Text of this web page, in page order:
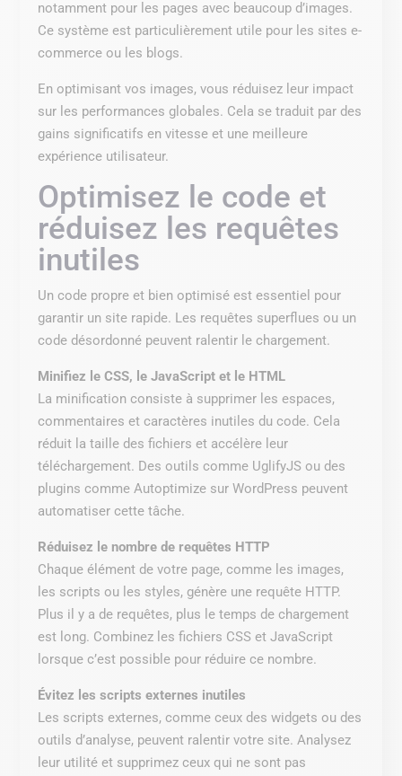
notamment pour les pages avec beaucoup d’images.
Ce système est particulièrement utile pour les sites e-
commerce ou les blogs.
En optimisant vos images, vous réduisez leur impact
sur les performances globales. Cela se traduit par des
gains significatifs en vitesse et une meilleure
expérience utilisateur.
Optimisez le code et
réduisez les requêtes
inutiles
Un code propre et bien optimisé est essentiel pour
garantir un site rapide. Les requêtes superflues ou un
code désordonné peuvent ralentir le chargement.
Minifiez le CSS, le JavaScript et le HTML
La minification consiste à supprimer les espaces,
commentaires et caractères inutiles du code. Cela
réduit la taille des fichiers et accélère leur
téléchargement. Des outils comme UglifyJS ou des
plugins comme Autoptimize sur WordPress peuvent
automatiser cette tâche.
Réduisez le nombre de requêtes HTTP
Chaque élément de votre page, comme les images,
les scripts ou les styles, génère une requête HTTP.
Plus il y a de requêtes, plus le temps de chargement
est long. Combinez les fichiers CSS et JavaScript
lorsque c’est possible pour réduire ce nombre.
Évitez les scripts externes inutiles
Les scripts externes, comme ceux des widgets ou des
outils d’analyse, peuvent ralentir votre site. Analysez
leur utilité et supprimez ceux qui ne sont pas